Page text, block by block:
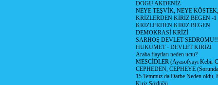
DOGU AKDENİZ
NEYE TEŞVİK, NEYE
KRİZLERDEN KİRİZ BEGEN -1
KRİZLERDEN KİRİZ BEGEN
DEMOKRASİ KRİZİ
SARHOŞ DEVLET SEDROMU!!
HÜKÜMET - DEVLET KİRİZİ
Araba fiaytları neden uctu?
MESCİDLER (Ayasofyayı Kebir
CEPHEDEN, CEPHEYE
15 Temmuz da Darbe Neden oldu,
Kiriz Sözlüğü